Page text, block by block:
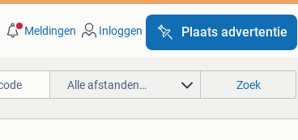
Meldingen Inloggen Plaats advertentie
Alle afstanden… Zoek